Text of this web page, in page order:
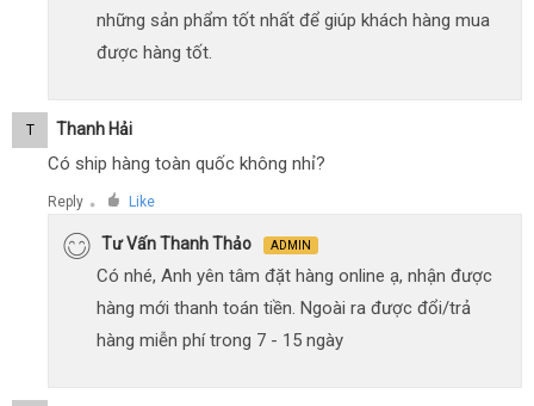
những sản phẩm tốt nhất để giúp khách hàng mua
được hàng tốt.
T Thanh Hải
Có ship hàng toàn quốc không nhỉ?
Reply ● Like
Tư Vấn Thanh Thảo ADMIN
Có nhé, Anh yên tâm đặt hàng online ạ, nhận được
hàng mới thanh toán tiền. Ngoài ra được đổi/trả
hàng miễn phí trong 7 - 15 ngày